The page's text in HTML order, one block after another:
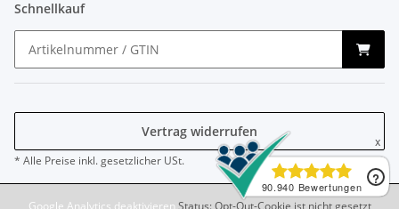
Schnellkauf
Vertrag widerrufen
* Alle Preise inkl. gesetzlicher USt.